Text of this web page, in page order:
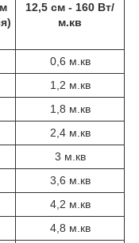
12,5 см - 160 Вт/
м.кв
0,6 м.кв
1,2 м.кв
1,8 м.кв
2,4 м.кв
3 м.кв
3,6 м.кв
4,2 м.кв
4,8 м.кв